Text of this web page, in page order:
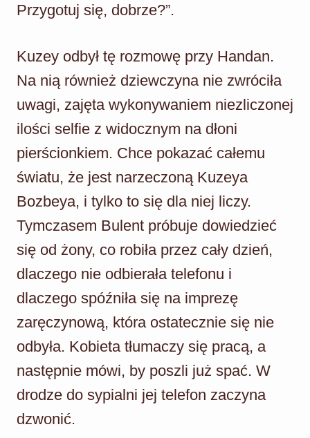
Przygotuj się, dobrze?”.
Kuzey odbył tę rozmowę przy Handan.
Na nią również dziewczyna nie zwróciła
uwagi, zajęta wykonywaniem niezliczonej
ilości selfie z widocznym na dłoni
pierścionkiem. Chce pokazać całemu
światu, że jest narzeczoną Kuzeya
Bozbeya, i tylko to się dla niej liczy.
Tymczasem Bulent próbuje dowiedzieć
się od żony, co robiła przez cały dzień,
dlaczego nie odbierała telefonu i
dlaczego spóźniła się na imprezę
zaręczynową, która ostatecznie się nie
odbyła. Kobieta tłumaczy się pracą, a
następnie mówi, by poszli już spać. W
drodze do sypialni jej telefon zaczyna
dzwonić.